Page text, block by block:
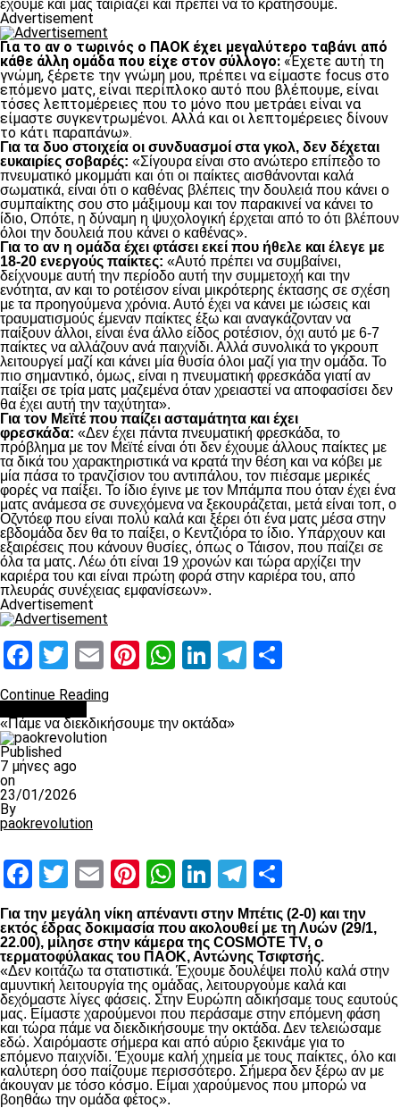
έχουμε και μας ταιριάζει και πρέπει να το κρατήσουμε.
Advertisement
Για το αν ο τωρινός ο ΠΑΟΚ έχει μεγαλύτερο ταβάνι από
κάθε άλλη ομάδα που είχε στον σύλλογο: «Έχετε αυτή τη
γνώμη, ξέρετε την γνώμη μου, πρέπει να είμαστε focus στο
επόμενο ματς, είναι περίπλοκο αυτό που βλέπουμε, είναι
τόσες λεπτομέρειες που το μόνο που μετράει είναι να
είμαστε συγκεντρωμένοι. Αλλά και οι λεπτομέρειες δίνουν
το κάτι παραπάνω».
Για τα δυο στοιχεία οι συνδυασμοί στα γκολ, δεν δέχεται
ευκαιρίες σοβαρές: «Σίγουρα είναι στο ανώτερο επίπεδο το
πνευματικό μκομμάτι και ότι οι παίκτες αισθάνονται καλά
σωματικά, είναι ότι ο καθένας βλέπεις την δουλειά που κάνει ο
συμπαίκτης σου στο μάξιμουμ και τον παρακινεί να κάνει το
ίδιο, Οπότε, η δύναμη η ψυχολογική έρχεται από το ότι βλέπουν
όλοι την δουλειά που κάνει ο καθένας».
Για το αν η ομάδα έχει φτάσει εκεί που ήθελε και έλεγε με
18-20 ενεργούς παίκτες: «Αυτό πρέπει να συμβαίνει,
δείχνουμε αυτή την περίοδο αυτή την συμμετοχή και την
ενότητα, αν και το ροτέισον είναι μικρότερης έκτασης σε σχέση
με τα προηγούμενα χρόνια. Αυτό έχει να κάνει με ιώσεις και
τραυματισμούς έμεναν παίκτες έξω και αναγκάζονταν να
παίξουν άλλοι, είναι ένα άλλο είδος ροτέσιον, όχι αυτό με 6-7
παίκτες να αλλάζουν ανά παιχνίδι. Αλλά συνολικά το γκρουπ
λειτουργεί μαζί και κάνει μία θυσία όλοι μαζί για την ομάδα. Το
πιο σημαντικό, όμως, είναι η πνευματική φρεσκάδα γιατί αν
παίξει σε τρία ματς μαζεμένα όταν χρειαστεί να αποφασίσει δεν
θα έχει αυτή την ταχύτητα».
Για τον Μεϊτέ που παίζει ασταμάτητα και έχει
φρεσκάδα: «Δεν έχει πάντα πνευματική φρεσκάδα, το
πρόβλημα με τον Μεϊτέ είναι ότι δεν έχουμε άλλους παίκτες με
τα δικά του χαρακτηριστικά να κρατά την θέση και να κόβει με
μία πάσα το τρανζίσιον του αντιπάλου, τον πιέσαμε μερικές
φορές να παίξει. Το ίδιο έγινε με τον Μπάμπα που όταν έχει ένα
ματς ανάμεσα σε συνεχόμενα να ξεκουράζεται, μετά είναι τοπ, ο
Οζντόεφ που είναι πολύ καλά και ξέρει ότι ένα ματς μέσα στην
εβδομάδα δεν θα το παίξει, ο Κεντζιόρα το ίδιο. Υπάρχουν και
εξαιρέσεις που κάνουν θυσίες, όπως ο Τάισον, που παίζει σε
όλα τα ματς. Λέω ότι είναι 19 χρονών και τώρα αρχίζει την
καριέρα του και είναι πρώτη φορά στην καριέρα του, από
πλευράς συνέχειας εμφανίσεων».
Advertisement
Facebook
Twitter
EmailPinterest
WhatsApp
LinkedIn
Telegram
Continue Reading
«Πάμε να διεκδικήσουμε την οκτάδα»
Published
7 μήνες ago
on
23/01/2026
By
paokrevolution
Facebook
Twitter
EmailPinterest
WhatsApp
LinkedIn
Telegram
Για την μεγάλη νίκη απέναντι στην Μπέτις (2-0) και την
εκτός έδρας δοκιμασία που ακολουθεί με τη Λυών (29/1,
22.00), μίλησε στην κάμερα της COSMOTE TV, ο
τερματοφύλακας του ΠΑΟΚ, Αντώνης Τσιφτσής.
«Δεν κοιτάζω τα στατιστικά. Έχουμε δουλέψει πολύ καλά στην
αμυντική λειτουργία της ομάδας, λειτουργούμε καλά και
δεχόμαστε λίγες φάσεις. Στην Ευρώπη αδικήσαμε τους εαυτούς
μας. Είμαστε χαρούμενοι που περάσαμε στην επόμενη φάση
και τώρα πάμε να διεκδικήσουμε την οκτάδα. Δεν τελειώσαμε
εδώ. Χαιρόμαστε σήμερα και από αύριο ξεκινάμε για το
επόμενο παιχνίδι. Έχουμε καλή χημεία με τους παίκτες, όλο και
καλύτερη όσο παίζουμε περισσότερο. Σήμερα δεν ξέρω αν με
άκουγαν με τόσο κόσμο. Είμαι χαρούμενος που μπορώ να
βοηθάω την ομάδα φέτος».